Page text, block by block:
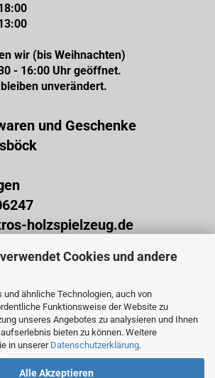
Cookies und andere
und ähnliche Technologien, auch von
Funktionsweise der Website zu
unseres Angebotes zu analysieren und Ihnen
bieten zu können. Weitere
in unserer Datenschutzerklärung.
Alle Akzeptieren
wir (bis Weihnachten)
- 16:00 Uhr geöffnet.
unverändert.
und Geschenke
holzspielzeug.de
Klarna)
im Laden)